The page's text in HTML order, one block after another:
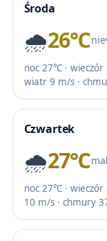
Środa
🌧️26℃
noc 27℃ · wieczór
wiatr 9 m/s ·
Czwartek
🌧️27℃
noc 27℃ ·
10 m/s · chmury